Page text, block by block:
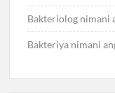
Bakteriolog nimani
Bakteriya nimani